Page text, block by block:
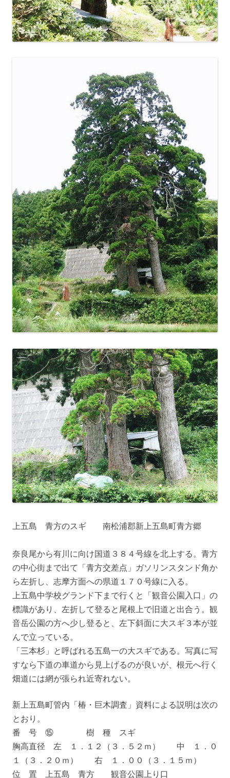
上五島 青方のスギ 南松浦郡新上五島町青方郷
奈良尾から有川に向け国道３８４号線を北上する。青方
の中心街まで出て「青方交差点」ガソリンスタンド角か
ら左折し、志摩方面への県道１７０号線に入る。
上五島中学校グランド下まで行くと「観音公園入口」の
標識があり、左折して登ると尾根上で旧道と出合う。観
音岳公園の方へ少し登ると、左下斜面に大スギ３本が並
んで立っている。
「三本杉」と呼ばれる五島一の大スギである。写真に写
すなら下道の車道から見上げるのが良いが、根元へ行く
畑道には網が張られ近寄れない。
新上五島町管内「椿・巨木調査」資料による説明は次の
とおり。
番 号 ⑮ 樹 種 スギ
胸高直径 左 １．１２（３．５２ｍ） 中 １．０
１（３．２０ｍ） 右 １．００（３．１５ｍ）
位 置 上五島 青方 観音公園上り口